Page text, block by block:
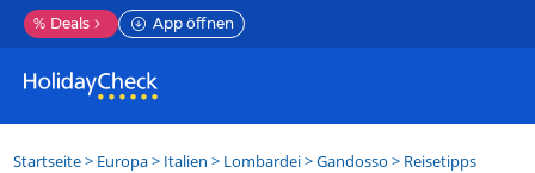
% Deals App öffnen
Startseite> Europa> Italien > Lombardei>Gandosso > Reisetipps